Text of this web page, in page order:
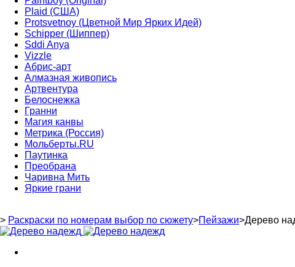
Plaid (США)
Protsvetnoy (Цветной Мир Ярких Идей)
Schipper (Шиппер)
Sddi Anya
Vizzle
Абрис-арт
Алмазная живопись
Артвентура
Белоснежка
Гранни
Магия канвы
Метрика (Россия)
Мольберты.RU
Паутинка
Преобрана
Чаривна Мить
Яркие грани
> Раскраски по номерам выбор по сюжету>Пейзажи>Дерево